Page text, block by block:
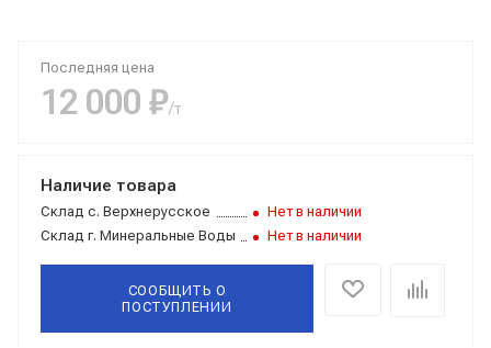
Последняя цена
12 000 ₽/т
Наличие товара
Склад с. Верхнерусское
Нет в наличии
Склад г. Минеральные Воды Нет в наличии
СООБЩИТЬ О
ПОСТУПЛЕНИИ